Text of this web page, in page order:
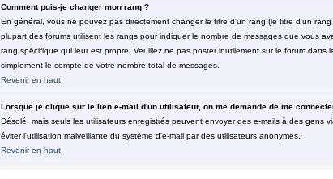
Comment puis-je changer mon rang ?
En général, vous ne pouvez pas directement changer le titre d'un rang (le titre d'un
plupart des forums utilisent les rangs pour indiquer le nombre de messages que vous
rang spécifique qui leur est propre. Veuillez ne pas poster inutilement sur le forum
simplement le compte de votre nombre total de messages.
Revenir en haut
Lorsque je clique sur le lien e-mail d'un utilisateur, on me demande de me
Désolé, mais seuls les utilisateurs enregistrés peuvent envoyer des e-mails à des gens
éviter l'utilisation malveillante du système d'e-mail par des utilisateurs anonymes.
Revenir en haut